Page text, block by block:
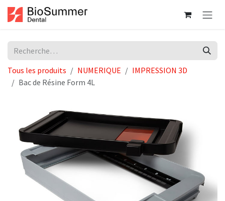
Se rendre au contenu
Tous les produits NUMERIQUE
IMPRESSION 3D
Bac de Résine Form 4L